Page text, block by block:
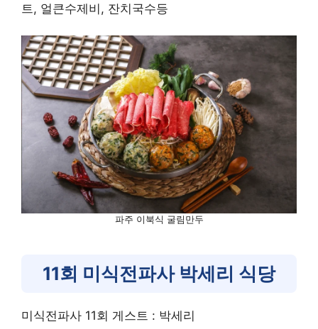
트, 얼큰수제비, 잔치국수등
파주 이북식 굴림만두
11회 미식전파사 박세리 식당
미식전파사 11회 게스트 : 박세리